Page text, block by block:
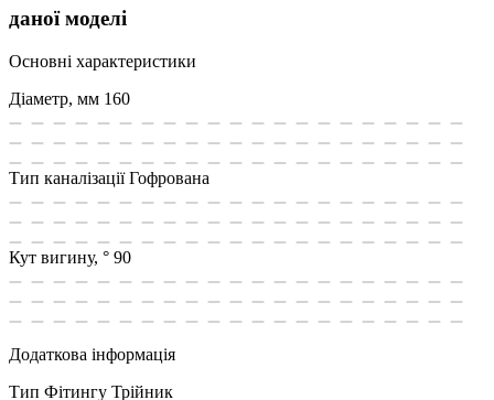
даної моделі
Основні характеристики
Діаметр, мм 160
Тип каналізації Гофрована
Кут вигину, ° 90
Додаткова інформація
Тип Фітингу Трійник